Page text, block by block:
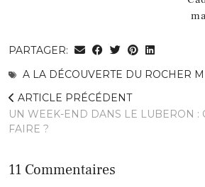
PARTAGER:
A LA DÉCOUVERTE DU ROCHER
ARTICLE PRÉCÉDENT
UN WEEK-END DANS LE LUBERON :
FAIRE ?
11 Commentaires